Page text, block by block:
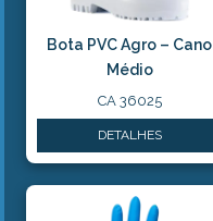
Bota PVC Agro – Cano
Médio
CA 36025
DETALHES